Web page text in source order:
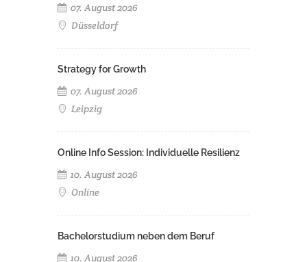
07. August 2026
Düsseldorf
Strategy for Growth
07. August 2026
Leipzig
Online Info Session: Individuelle Resilienz
10. August 2026
Online
Bachelorstudium neben dem Beruf
10. August 2026